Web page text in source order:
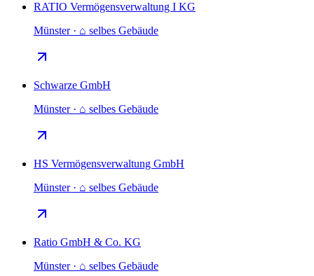
RATIO Vermögensverwaltung I KG
Münster · ⌂ selbes Gebäude
Schwarze GmbH
Münster · ⌂ selbes Gebäude
HS Vermögensverwaltung GmbH
Münster · ⌂ selbes Gebäude
Ratio GmbH & Co. KG
Münster · ⌂ selbes Gebäude